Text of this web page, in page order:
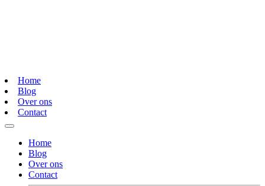
Home
Blog
Over ons
Contact
Home
Blog
Over ons
Contact